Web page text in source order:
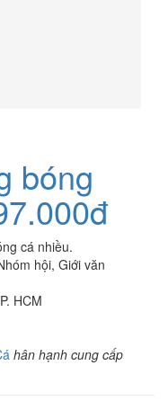
bóng
cá nhiều.
hội, Giới văn
HCM
hân hạnh cung cấp